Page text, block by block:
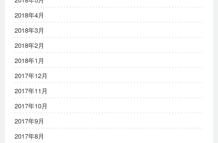
2018年4月
2018年3月
2018年2月
2018年1月
2017年12月
2017年11月
2017年10月
2017年9月
2017年8月